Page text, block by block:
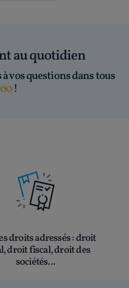
au quotidien
vos questions dans tous
!
droits adressés: droit
droit fiscal, droit des
sociétés...